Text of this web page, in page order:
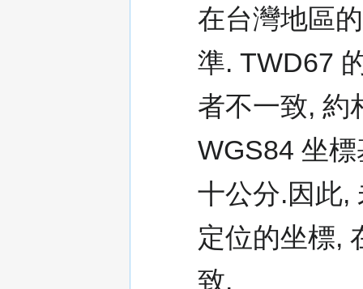
在台灣地區
準. TWD67
者不一致, 約
WGS84 坐
十公分.因此,
定位的坐標,
致.